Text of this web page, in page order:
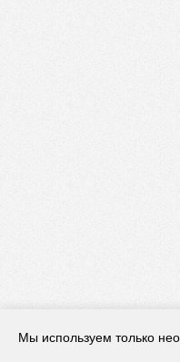
Мы используем только